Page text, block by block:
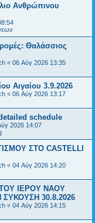
Ανθρώπινου
Θαλάσσιος
« 06 Αύγ 2026 13:35
Αιγαίου 3.9.2026
« 06 Αύγ 2026 13:17
schedule
2026 14:07
ΣΤΟ CASTELLI
« 04 Αύγ 2026 14:20
ΙΕΡΟΥ ΝΑΟΥ
30.8.2026
« 04 Αύγ 2026 14:15